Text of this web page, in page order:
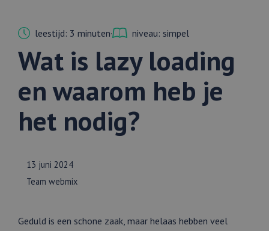
leestijd: 3 minuten· niveau: simpel
Wat is lazy loading
en waarom heb je
het nodig?
13 juni 2024
Team webmix
Geduld is een schone zaak, maar helaas hebben veel